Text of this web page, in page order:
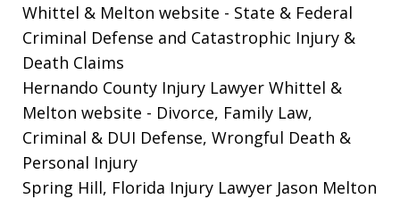
Whittel & Melton website - State & Federal
Criminal Defense and Catastrophic Injury &
Death Claims
Hernando County Injury Lawyer Whittel &
Melton website - Divorce, Family Law,
Criminal & DUI Defense, Wrongful Death &
Personal Injury
Spring Hill, Florida Injury Lawyer Jason Melton